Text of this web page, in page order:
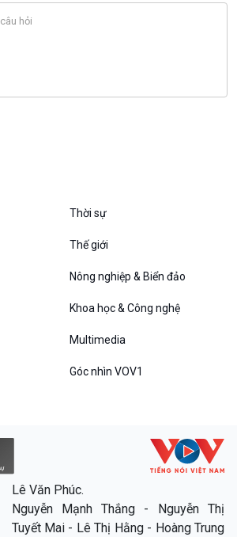
Chuyện đêm
biệt
Thời sự
Thế giới
Nông nghiệp & Biển đảo
Khoa học & Công nghệ
Multimedia
Góc nhìn VOV1
Lê Văn Phúc.
Nguyễn Mạnh Thắng - Nguyễn Thị
Tuyết Mai - Lê Thị Hằng - Hoàng Trung